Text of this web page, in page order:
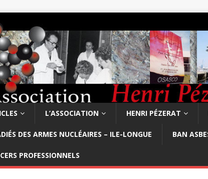
L’ASSOCIATION HENRI PÉZERAT
DES ARMES NUCLÉAIRES – ILE-LONGUE BAN
PROFESSIONNELS